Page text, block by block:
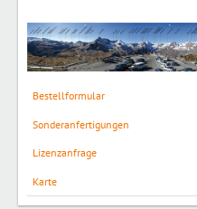
Bestellformular
Sonderanfertigungen
Lizenzanfrage
Karte